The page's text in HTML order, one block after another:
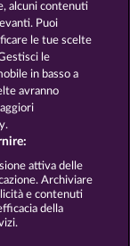
legali
alcuni contenuti
Puoi
le tue scelte
le
in basso a
avranno
attiva delle
Archiviare
e contenuti
della